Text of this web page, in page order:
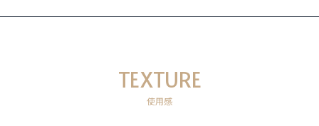
TEXTURE
使用感